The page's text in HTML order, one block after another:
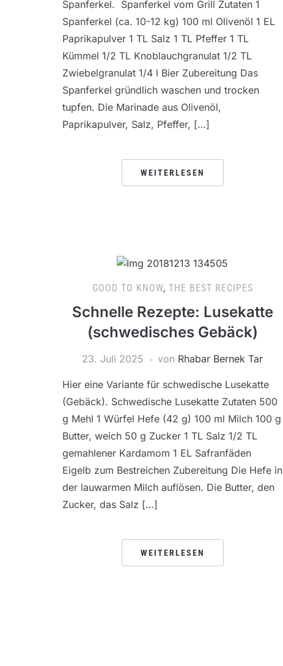
Spanferkel. Spanferkel vom Grill Zutaten 1
Spanferkel (ca. 10-12 kg) 100 ml Olivenöl 1 EL
Paprikapulver 1 TL Salz 1 TL Pfeffer 1 TL
Kümmel 1/2 TL Knoblauchgranulat 1/2 TL
Zwiebelgranulat 1/4 l Bier Zubereitung Das
Spanferkel gründlich waschen und trocken
tupfen. Die Marinade aus Olivenöl,
Paprikapulver, Salz, Pfeffer, […]
WEITERLESEN
GOOD TO KNOW, THE BEST RECIPES
Schnelle Rezepte: Lusekatte
(schwedisches Gebäck)
23. Juli 2025 von Rhabar Bernek Tar
Hier eine Variante für schwedische Lusekatte
(Gebäck). Schwedische Lusekatte Zutaten 500
g Mehl 1 Würfel Hefe (42 g) 100 ml Milch 100 g
Butter, weich 50 g Zucker 1 TL Salz 1/2 TL
gemahlener Kardamom 1 EL Safranfäden
Eigelb zum Bestreichen Zubereitung Die Hefe in
der lauwarmen Milch auflösen. Die Butter, den
Zucker, das Salz […]
WEITERLESEN